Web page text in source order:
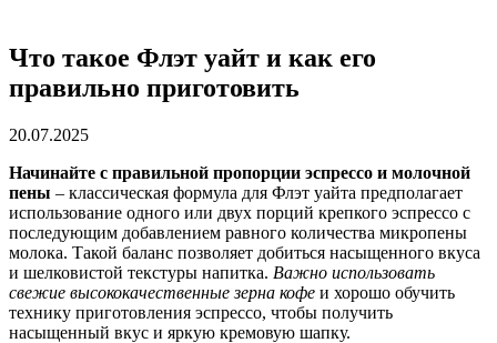
Что такое Флэт уайт и как его
правильно приготовить
20.07.2025
Начинайте с правильной пропорции эспрессо и молочной
пены – классическая формула для Флэт уайта предполагает
использование одного или двух порций крепкого эспрессо с
последующим добавлением равного количества микропены
молока. Такой баланс позволяет добиться насыщенного вкуса
и шелковистой текстуры напитка. Важно использовать
свежие высококачественные зерна кофе и хорошо обучить
технику приготовления эспрессо, чтобы получить
насыщенный вкус и яркую кремовую шапку.